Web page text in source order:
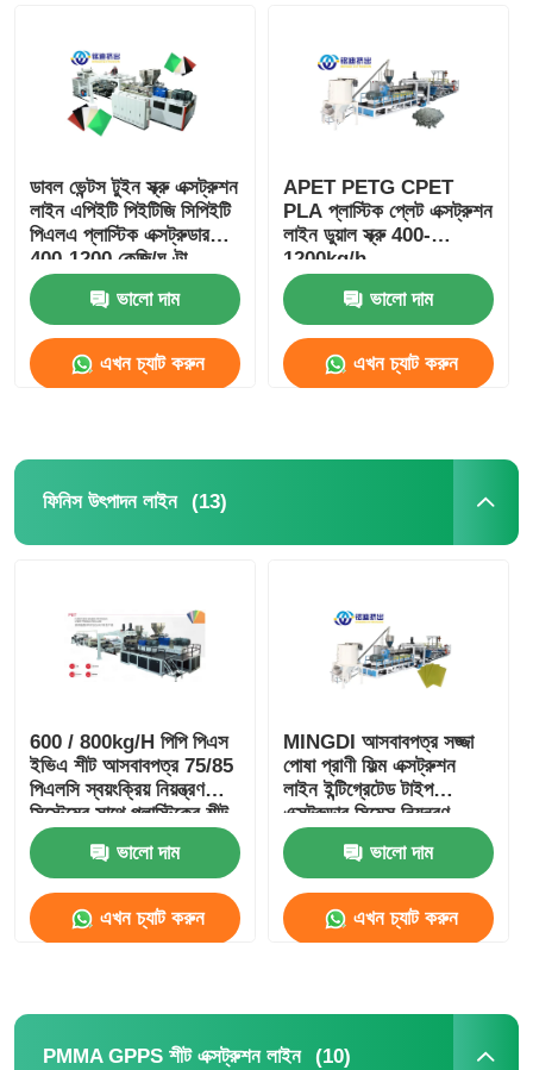
ডাবল ভেন্টস টুইন স্ক্রু এক্সট্রুশন
লাইন এপিইটি পিইটিজি সিপিইটি
পিএলএ প্লাস্টিক এক্সট্রুডার
400-1200 কেজি/ঘণ্টা
ভালো দাম
এখন চ্যাট করুন
APET PETG CPET
PLA প্লাস্টিক প্লেট এক্সট্রুশন
লাইন ডুয়াল স্ক্রু 400-
1200kg/h
ভালো দাম
এখন চ্যাট করুন
ফিনিস উৎপাদন লাইন (13)
600 / 800kg/H পিপি পিএস
ইভিএ শীট আসবাবপত্র 75/85
পিএলসি স্বয়ংক্রিয় নিয়ন্ত্রণ
সিস্টেমের সাথে প্লাস্টিকের শীট
উত্পাদন লাইন
ভালো দাম
এখন চ্যাট করুন
MINGDI আসবাবপত্র সজ্জা
পোষা প্রাণী ফিল্ম এক্সট্রুশন
লাইন ইন্টিগ্রেটেড টাইপ
এক্সট্রুডার সিমেন্স নিয়ন্ত্রণ
ভালো দাম
এখন চ্যাট করুন
PMMA GPPS শীট এক্সট্রুশন লাইন (10)